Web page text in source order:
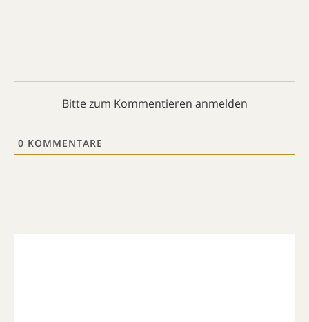
Bitte zum Kommentieren anmelden
0 KOMMENTARE